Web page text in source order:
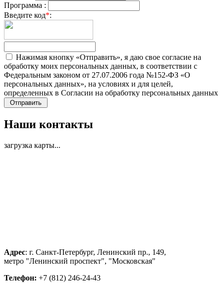
Программа :
Введите код*:
Нажимая кнопку «Отправить», я даю свое согласие на
обработку моих персональных данных, в соответствии с
Федеральным законом от 27.07.2006 года №152-ФЗ «О
персональных данных», на условиях и для целей,
определенных в Согласии на обработку персональных данных
Наши контакты
загрузка карты...
Адрес: г. Санкт-Петербург, Ленинский пр., 149,
метро "Ленинский проспект", "Московская"
Телефон: +7 (812) 246-24-43